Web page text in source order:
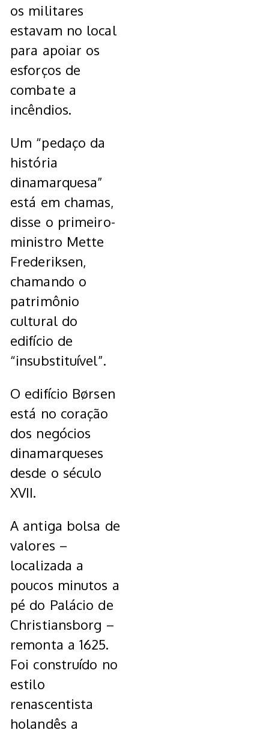
os militares
estavam no local
para apoiar os
esforços de
combate a
incêndios.
Um “pedaço da
história
dinamarquesa”
está em chamas,
disse o primeiro-
ministro Mette
Frederiksen,
chamando o
patrimônio
cultural do
edifício de
“insubstituível”.
O edifício Børsen
está no coração
dos negócios
dinamarqueses
desde o século
XVII.
A antiga bolsa de
valores –
localizada a
poucos minutos a
pé do Palácio de
Christiansborg –
remonta a 1625.
Foi construído no
estilo
renascentista
holandês a